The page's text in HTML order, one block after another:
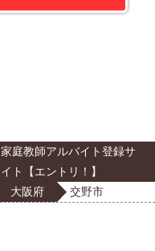
家庭教師アルバイト登録サ
イト【エントリ！】
大阪府
交野市